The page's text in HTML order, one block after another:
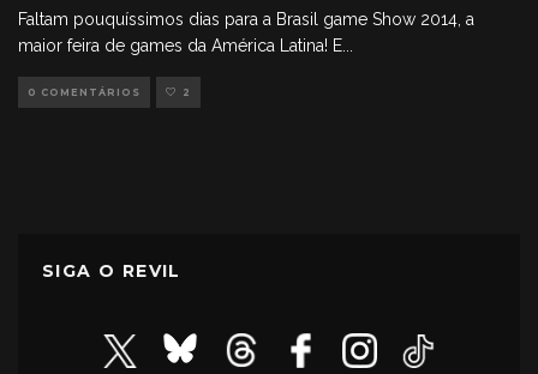
Faltam pouquíssimos dias para a Brasil game Show 2014, a
maior feira de games da América Latina! E
0 COMENTÁRIOS 2
SIGA O REVIL